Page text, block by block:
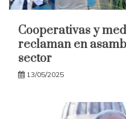
Cooperativas y
reclaman en
sector
13/05/2025